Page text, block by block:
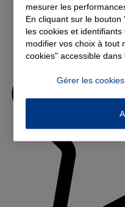
mesurer les
En cliquant sur le
les cookies et
modifier vos choix à tout
cookies" accessible dans
Gérer les